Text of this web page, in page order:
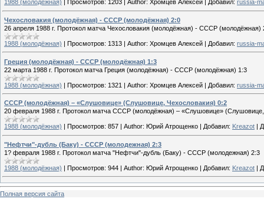
1988 (молодёжная) Просмотров: 1203 Author: Хромцев Алексей Добавил: russia-
Чехословакия (молодёжная) - СССР (молодёжная) 2:0
26 апреля 1988 г. Протокол матча Чехословакия (молодёжная) - СССР (молодёжная)
1988 (молодёжная) | Просмотров: 1313 | Author: Хромцев Алексей | Добавил: russia-
Греция (молодёжная) - СССР (молодёжная) 1:3
22 марта 1988 г. Протокол матча Греция (молодёжная) - СССР (молодёжная) 1:3
1988 (молодёжная) | Просмотров: 1321 | Author: Хромцев Алексей | Добавил: russia-
СССР (молодёжная) – «Слушовице» (Слушовице, Чехословакия) 0:2
20 февраля 1988 г. Протокол матча СССР (молодёжная) – «Слушовице»
1988 (молодёжная) Просмотров: 857 Author: Юрий Атрощенко Добавил: Kreazot
"Нефтчи"-дубль (Баку) - СССР (молодежная) 2:3
1? февраля 1988 г. Протокол матча "Нефтчи"-дубль (Баку) - СССР (молодежная) 2:3
1988 (молодёжная) | Просмотров: 944 | Author: Юрий Атрощенко | Добавил: Kreazot |
Полная версия сайта